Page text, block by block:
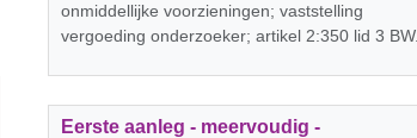
onmiddellijke voorzieningen; vaststelling
vergoeding onderzoeker; artikel 2:350 lid 3 BW.
Eerste aanleg - meervoudig -